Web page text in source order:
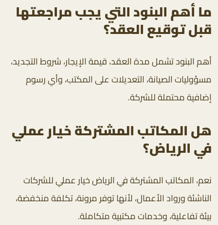
ما أهم البنود التي يجب مراجعتها
قبل توقيع العقد؟
أهم البنود تشمل مدة العقد، قيمة الإيجار، شروط التجديد،
مسؤوليات الصيانة، التعديلات على المكتب، وأي رسوم
إضافية محتملة للشركة.
هل المكاتب المشتركة خيار عملي
في الرياض؟
نعم، المكاتب المشتركة في الرياض خيار عملي للشركات
الناشئة ورواد الأعمال، لأنها توفر مرونة، تكلفة منخفضة،
بيئة تفاعلية، وخدمات مكتبية متكاملة.